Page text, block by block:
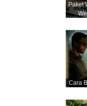
Paket
Cara